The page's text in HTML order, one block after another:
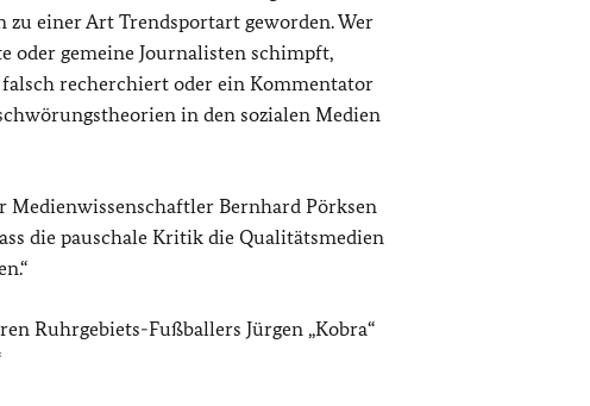
einer Art Trendsportart geworden. Wer
oder gemeine Journalisten schimpft,
recherchiert oder ein Kommentator
in den sozialen Medien
Bernhard Pörksen
die pauschale Kritik die Qualitätsmedien
Ruhrgebiets-Fußballers Jürgen „Kobra“